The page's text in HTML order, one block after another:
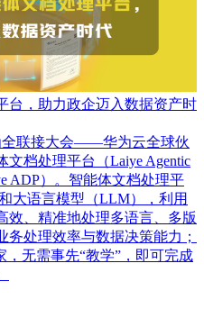
台，助力政企迈入数据资产时
全联接大会——华为云全球伙
档处理平台（Laiye Agentic
ADP）。智能体文档处理平
大语言模型（LLM），利用
效、精准地处理多语言、多版
处理效率与数据决策能力；
，无需事先“教学”，即可完成